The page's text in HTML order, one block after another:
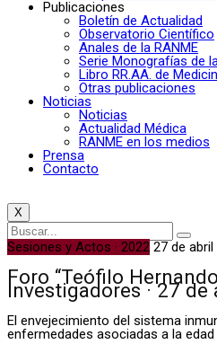
Publicaciones
Boletín de Actualidad
Observatorio Científico
Anales de la RANME
Serie Monografías de
Libro RR.AA. de
Otras publicaciones
Noticias
Noticias
Actualidad Médica
RANME en los medios
Prensa
Contacto
X
Sesiones y Actos · 2022 27 de
Foro “Teófilo
Investigadores · 27
El envejecimiento del sistema
enfermedades asociadas a la edad